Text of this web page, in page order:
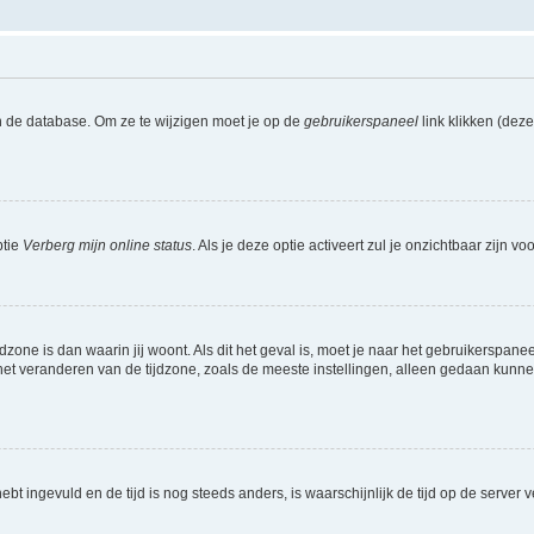
database. Om ze te wijzigen moet je op de gebruikerspaneel link klikken
Verberg mijn online status. Als je deze optie activeert zul je onzichtbaar zijn
is dan waarin jij woont. Als dit het geval is, moet je naar het
veranderen van de tijdzone, zoals de meeste instellingen, alleen gedaan
ingevuld en de tijd is nog steeds anders, is waarschijnlijk de tijd op de